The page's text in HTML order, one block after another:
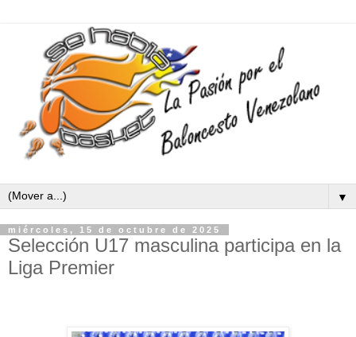
▼
miércoles, 15 de octubre de 2025
Selección U17 masculina participa en la
Liga Premier